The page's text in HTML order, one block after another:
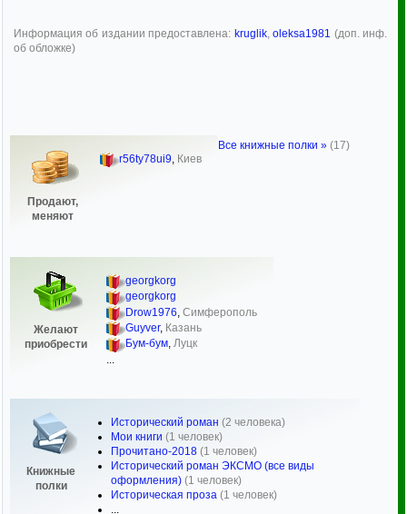
Информация об издании предоставлена: kruglik,oleksa1981 (доп. инф.
об обложке)
Продают,
меняют
r56ty78ui9, Киев
Желают
приобрести
georgkorg
georgkorg
Drow1976 Симферополь
Guyver, Казань
Бум-бум, Луцк
Книжные
полки
Исторический роман (2 человека)
Мои книги (1 человек)
Прочитано-2018 (1 человек)
Исторический роман ЭКСМО (все виды
оформления) (1 человек)
Историческая проза (1 человек)
...
Все книжные полки » (17)